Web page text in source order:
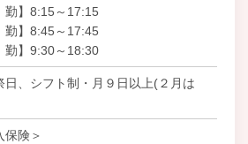
勤】8:15～17:15
勤】8:45～17:45
勤】9:30～18:30
日、シフト制・月９日以上(２月は
保険＞